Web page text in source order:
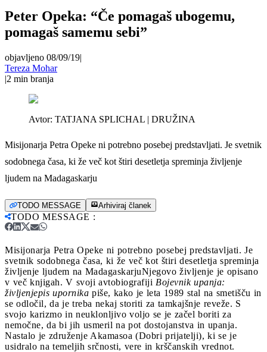
Peter Opeka: “Če pomagaš ubogemu,
pomagaš samemu sebi”
objavljeno 08/09/19|
Tereza Mohar
|2 min branja
Avtor: TATJANA SPLICHAL | DRUŽINA
Misijonarja Petra Opeke ni potrebno posebej predstavljati. Je svetnik
sodobnega časa, ki že več kot štiri desetletja spreminja življenje
ljudem na Madagaskarju
TODO MESSAGE Arhiviraj članek
TODO MESSAGE :
Misijonarja Petra Opeke ni potrebno posebej predstavljati. Je
svetnik sodobnega časa, ki že več kot štiri desetletja spreminja
življenje ljudem na MadagaskarjuNjegovo življenje je opisano
v več knjigah. V svoji avtobiografiji Bojevnik upanja:
življenjepis upornika piše, kako je leta 1989 stal na smetišču in
se odločil, da je treba nekaj storiti za tamkajšnje reveže. S
svojo karizmo in neuklonljivo voljo se je začel boriti za
nemočne, da bi jih usmeril na pot dostojanstva in upanja.
Nastalo je združenje Akamasoa (Dobri prijatelji), ki se je
usidralo na temeljih srčnosti, vere in krščanskih vrednot.